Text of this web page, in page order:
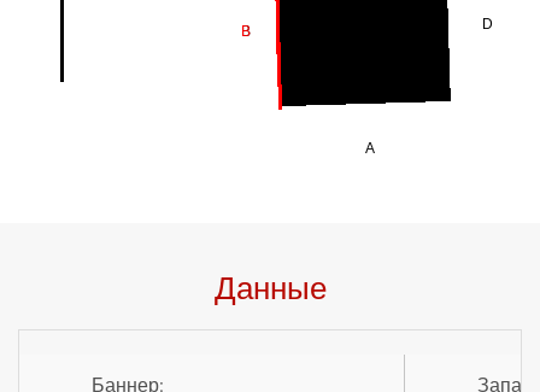
D
A
B
B
Данные
Баннер: